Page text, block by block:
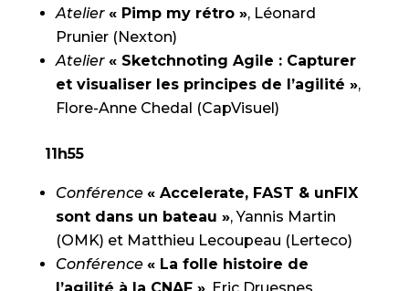
Atelier « Pimp my rétro », Léonard
Prunier (Nexton)
Atelier « Sketchnoting Agile : Capturer
et visualiser les principes de l’agilité »,
Flore-Anne Chedal (CapVisuel)
11h55
Conférence « Accelerate, FAST & unFIX
sont dans un bateau », Yannis Martin
(OMK) et Matthieu Lecoupeau (Lerteco)
Conférence « La folle histoire de